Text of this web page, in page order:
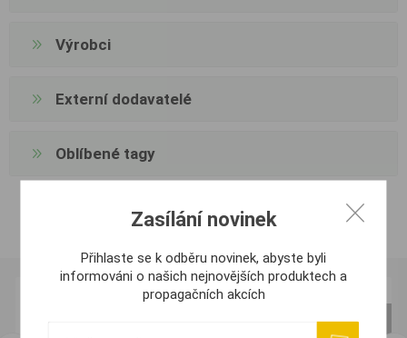
Výrobci
Externí dodavatelé
Oblíbené tagy
Zasílání novinek
Přihlaste se k odběru novinek, abyste byli
informováni o našich nejnovějších produktech a
propagačních akcích